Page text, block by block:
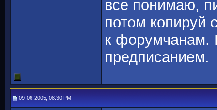
все понимаю,
потом копируй
к форумчанам.
предписанием.
09-06-2005, 08:30 PM